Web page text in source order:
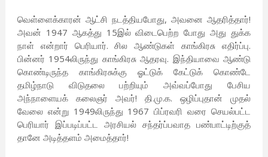
வெள்ளைக்காரன் ஆட்சி நடத்தியபோது, அவனை ஆதரித்தார்!
அவன் 1947 ஆகத்து 15இல் விடைபெற்ற போது அது துக்க
நாள் என்றார் பெரியார். சில ஆண்டுகள் காங்கிரசு எதிர்ப்பு.
பின்னர் 1954லிருந்து காங்கிரசு ஆதரவு. இந்தியாவை ஆண்டு
கொண்டிருந்த காங்கிரசுக்கு ஓட்டுக் கேட்டுக் கொண்டே
தமிழ்நாடு விடுதலை பற்றியும் அவ்வப்போது பேசிய
அந்நாளையக் கலைஞர் அவர்! தி.மு.க. ஒழிப்புதான் முதல்
வேலை என்று 1949லிருந்து 1967 பிப்ரவரி வரை செயல்பட்ட
பெரியார் இப்படிப்பட்ட அரசியல் சந்தர்ப்பவாத பண்பாட்டிற்குத்
தானே அடித்தளம் அமைத்தார்!